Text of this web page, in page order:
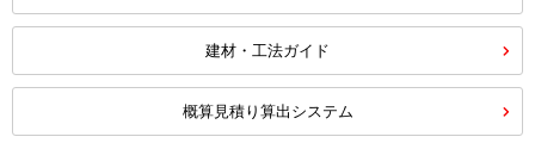
建材・工法ガイド
概算見積り算出システム